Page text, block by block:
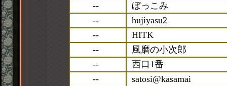
--
ぼっこみ
--
hujiyasu2
--
HITK
--
風磨の小次郎
--
西口1番
--
satosi@kasamai